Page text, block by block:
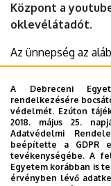
Központ a
oklevélátadót.
Az ünnepség az
Időpont:2026.
Helyszín:DE
A Debreceni
rendelkezésére
védelmét. Ezúton
2018. május 25.
Adatvédelmi
beépítette a GDPR
tevékenységébe. A
Egyetem korábban is
érvényben lévő